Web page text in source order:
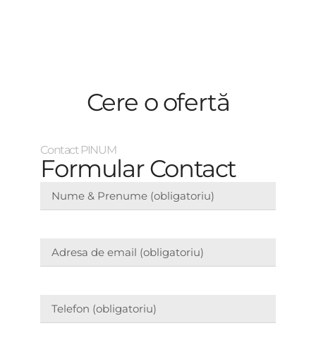
Cere o ofertă
Contact PINUM
Formular Contact